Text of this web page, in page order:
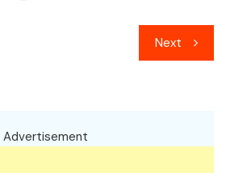
Next
Advertisement